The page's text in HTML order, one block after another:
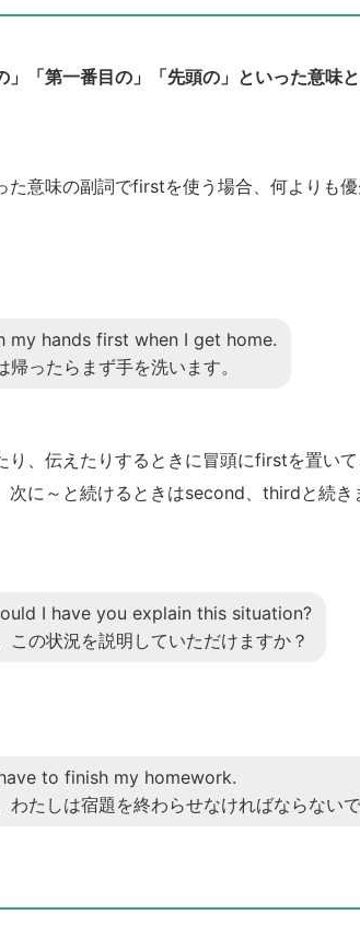
「第一番目の」「先頭の」といった意味
た意味の副詞でfirstを使う場合、何よりも
my hands first when I get home.
帰ったらまず手を洗います。
り、伝えたりするときに冒頭にfirstを置い
次に～と続けるときはsecond、thirdと続き
I have you explain this situation?
この状況を説明していただけますか？
to finish my homework.
わたしは宿題を終わらせなければならないで